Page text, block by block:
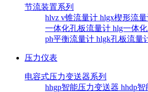
节流装置系列
hlvz v锥流量计 hlgx楔形流
一体化孔板流量计 hlg一体
ph平衡流量计 hlgk孔板流量
压力仪表
电容式压力变送器系列
hhgp智能压力变送器 hhdp